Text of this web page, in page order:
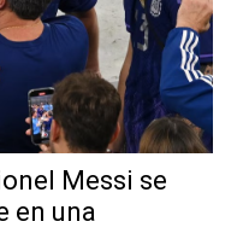
Messi se
en una